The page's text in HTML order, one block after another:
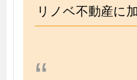
リノベ不動産に